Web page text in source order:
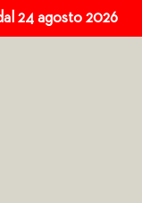
24 agosto 2026